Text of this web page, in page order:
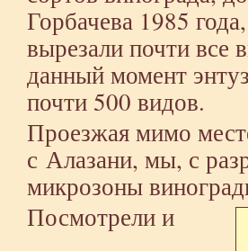
Горбачева 1985
вырезали почти все
данный момент
почти 500 видов.
Проезжая мимо
с Алазани, мы, с
микрозоны
Посмотрели и